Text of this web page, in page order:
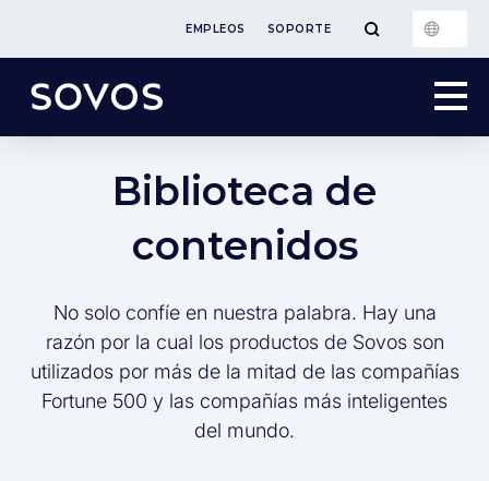
EMPLEOS SOPORTE
Biblioteca de
contenidos
No solo confíe en nuestra palabra. Hay una
razón por la cual los productos de Sovos son
utilizados por más de la mitad de las compañías
Fortune 500 y las compañías más inteligentes
del mundo.